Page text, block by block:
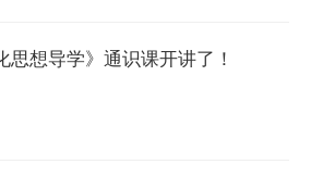
思想导学》通识课开讲了！